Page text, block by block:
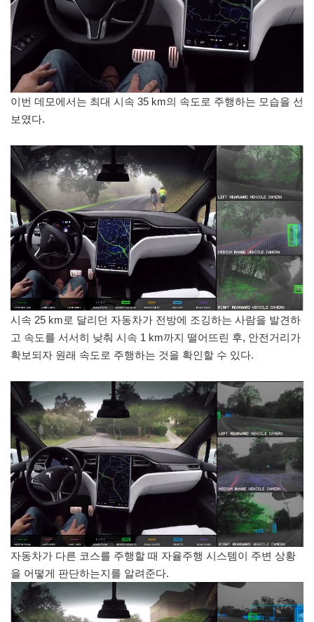
이번 데모에서는 최대 시속 35 km의 속도로 주행하는 모습을 선
보였다.
시속 25 km로 달리던 자동차가 전방에 조깅하는 사람을 발견하
고 속도를 서서히 낮춰 시속 1 km까지 떨어뜨린 후, 안전거리가
확보되자 원래 속도로 주행하는 것을 확인할 수 있다.
자동차가 다른 코스를 주행할 때 자율주행 시스템이 주변 상황
을 어떻게 판단하는지를 알려준다.